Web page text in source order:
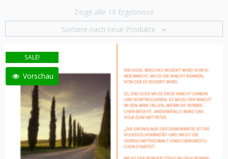
Zeige alle 19 Ergebnisse
Sortiere nach neue Produkte
SALE!
Vorschau